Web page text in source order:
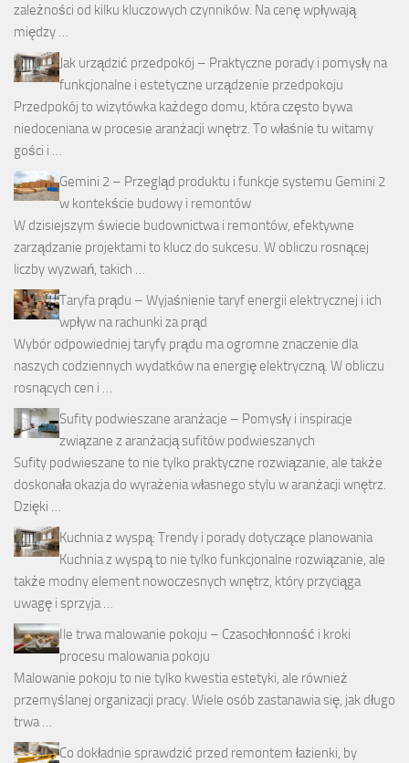
zależności od kilku kluczowych czynników. Na cenę wpływają
między …
Jak urządzić przedpokój – Praktyczne porady i pomysły na
funkcjonalne i estetyczne urządzenie przedpokoju
Przedpokój to wizytówka każdego domu, która często bywa
niedoceniana w procesie aranżacji wnętrz. To właśnie tu witamy
gości i …
Gemini 2 – Przegląd produktu i funkcje systemu Gemini 2
w kontekście budowy i remontów
W dzisiejszym świecie budownictwa i remontów, efektywne
zarządzanie projektami to klucz do sukcesu. W obliczu rosnącej
liczby wyzwań, takich …
Taryfa prądu – Wyjaśnienie taryf energii elektrycznej i ich
wpływ na rachunki za prąd
Wybór odpowiedniej taryfy prądu ma ogromne znaczenie dla
naszych codziennych wydatków na energię elektryczną. W obliczu
rosnących cen i …
Sufity podwieszane aranżacje – Pomysły i inspiracje
związane z aranżacją sufitów podwieszanych
Sufity podwieszane to nie tylko praktyczne rozwiązanie, ale także
doskonała okazja do wyrażenia własnego stylu w aranżacji wnętrz.
Dzięki …
Kuchnia z wyspą: Trendy i porady dotyczące planowania
Kuchnia z wyspą to nie tylko funkcjonalne rozwiązanie, ale
także modny element nowoczesnych wnętrz, który przyciąga
uwagę i sprzyja …
Ile trwa malowanie pokoju – Czasochłonność i kroki
procesu malowania pokoju
Malowanie pokoju to nie tylko kwestia estetyki, ale również
przemyślanej organizacji pracy. Wiele osób zastanawia się, jak długo
trwa …
Co dokładnie sprawdzić przed remontem łazienki, by